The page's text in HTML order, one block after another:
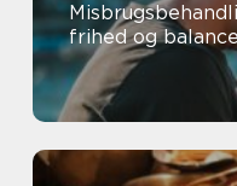
frihed og balance